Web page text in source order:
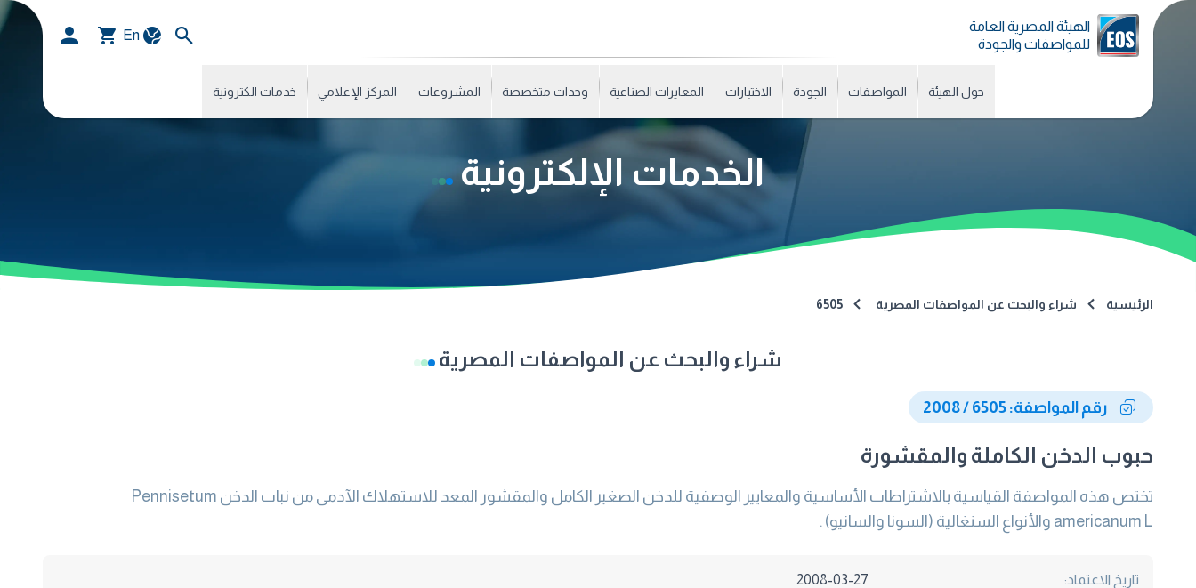
الهيئة المصرية العامة
للمواصفات والجودة
En
حول الهيئة المواصفات الجودة الاختبارات المعايرات الصناعية وحدات متخصصة المشروعات المركز الإعلامي خدمات الكترونية
الخدمات الإلكترونية
الرئيسية شراء والبحث عن المواصفات المصرية 6505
شراء والبحث عن المواصفات المصرية
رقم المواصفة: 6505 / 2008
حبوب الدخن الكاملة والمقشورة
تختص هذه المواصفة القياسية بالاشتراطات الأساسية والمعايير الوصفية للدخن الصغير الكامل والمقشور المعد للاستهلاك الآدمى من نبات الدخن Pennisetum
americanum L والأنواع السنغالية (السونا والسانيو) .
تاريخ الاعتماد: 2008-03-27